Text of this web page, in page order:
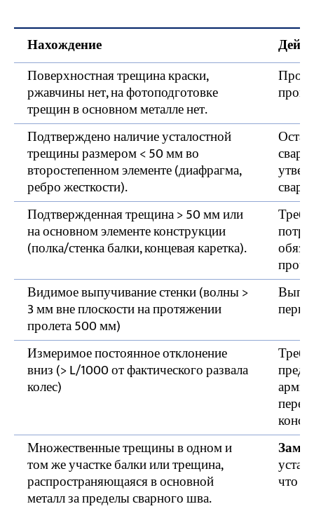
Нахождение
Поверхностная трещина краски,
ржавчины нет, на фотоподготовке
трещин в основном металле нет.
Подтверждено наличие усталостной
трещины размером < 50 мм во
второстепенном элементе (диафрагма,
ребро жесткости).
Подтвержденная трещина > 50 мм или
на основном элементе конструкции
(полка/стенка балки, концевая каретка).
Видимое выпучивание стенки (волны >
3 мм вне плоскости на протяжении
пролета 500 мм)
Измеримое постоянное отклонение
вниз (> L/1000 от фактического развала
колес)
Множественные трещины в одном и
том же участке балки или трещина,
распространяющаяся в основной
металл за пределы сварного шва.
что